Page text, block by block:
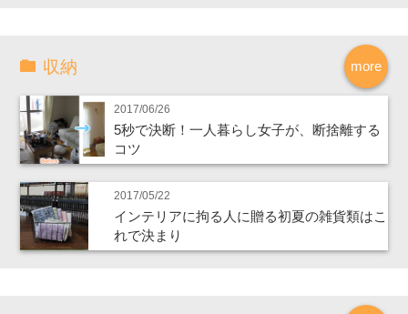
more
収納
2017/06/26
5秒で決断！一人暮らし女子が、断捨離する
コツ
2017/05/22
インテリアに拘る人に贈る初夏の雑貨類はこ
れで決まり